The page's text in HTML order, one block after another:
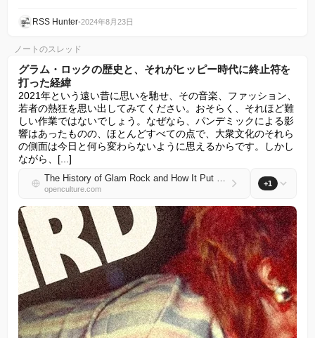
RSS Hunter•2024年8月23日
ノートのスレッド
グラム・ロックの歴史と、それがヒッピー時代に終止符を
打った経緯
2021年という遠い昔に思いを馳せ、その音楽、ファッション、
若者の熱狂を思い出してみてください。おそらく、それほど難
しい作業ではないでしょう。なぜなら、パンデミックによる影
響はあったものの、ほとんどすべての点で、大衆文化のそれら
の側面は今日と何ら変わらないように思えるからです。しかし
ながら、[...]
The History of Glam Rock and How It Put an End to the Hippie Era
openculture.com
+1